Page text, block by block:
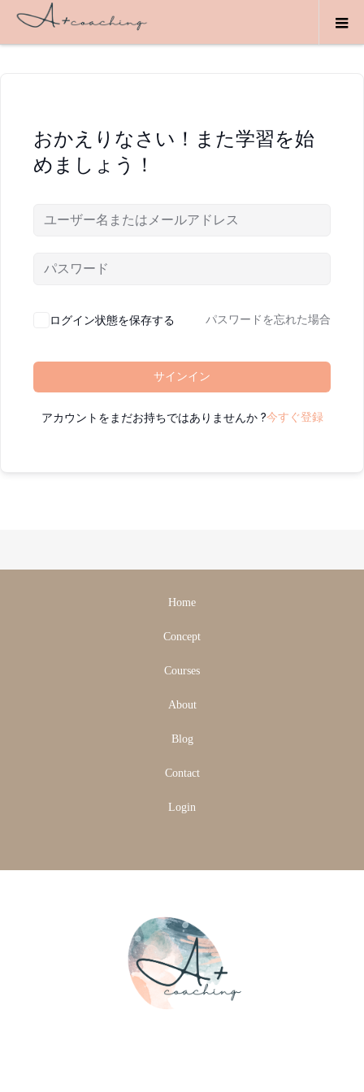
おかえりなさい！また学習を始
めましょう！
ログイン状態を保存する パスワードを忘れた場合
サインイン
アカウントをまだお持ちではありませんか ?今すぐ登録
Home
Concept
Courses
About
Blog
Contact
Login